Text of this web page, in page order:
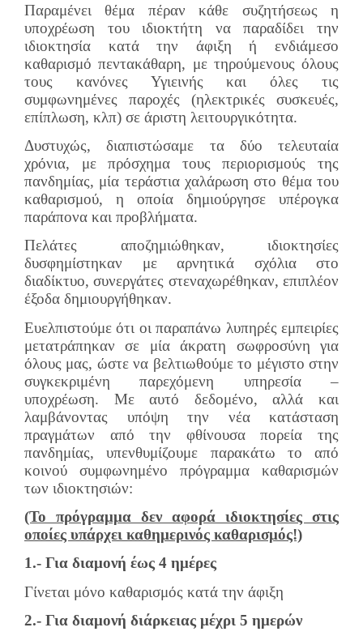
Παραμένει θέμα πέραν κάθε συζητήσεως η
υποχρέωση του ιδιοκτήτη να παραδίδει την
ιδιοκτησία κατά την άφιξη ή ενδιάμεσο
καθαρισμό πεντακάθαρη, με τηρούμενους όλους
τους κανόνες Υγιεινής και όλες τις
συμφωνημένες παροχές (ηλεκτρικές συσκευές,
επίπλωση, κλπ) σε άριστη λειτουργικότητα.
Δυστυχώς, διαπιστώσαμε τα δύο τελευταία
χρόνια, με πρόσχημα τους περιορισμούς της
πανδημίας, μία τεράστια χαλάρωση στο θέμα του
καθαρισμού, η οποία δημιούργησε υπέρογκα
παράπονα και προβλήματα.
Πελάτες αποζημιώθηκαν, ιδιοκτησίες
δυσφημίστηκαν με αρνητικά σχόλια στο
διαδίκτυο, συνεργάτες στεναχωρέθηκαν, επιπλέον
έξοδα δημιουργήθηκαν.
Ευελπιστούμε ότι οι παραπάνω λυπηρές εμπειρίες
μετατράπηκαν σε μία άκρατη σωφροσύνη για
όλους μας, ώστε να βελτιωθούμε το μέγιστο στην
συγκεκριμένη παρεχόμενη υπηρεσία –
υποχρέωση. Με αυτό δεδομένο, αλλά και
λαμβάνοντας υπόψη την νέα κατάσταση
πραγμάτων από την φθίνουσα πορεία της
πανδημίας, υπενθυμίζουμε παρακάτω το από
κοινού συμφωνημένο πρόγραμμα καθαρισμών
των ιδιοκτησιών:
(Το πρόγραμμα δεν αφορά ιδιοκτησίες στις
οποίες υπάρχει καθημερινός καθαρισμός!)
1.- Για διαμονή έως 4 ημέρες
Γίνεται μόνο καθαρισμός κατά την άφιξη
2.- Για διαμονή διάρκειας μέχρι 5 ημερών